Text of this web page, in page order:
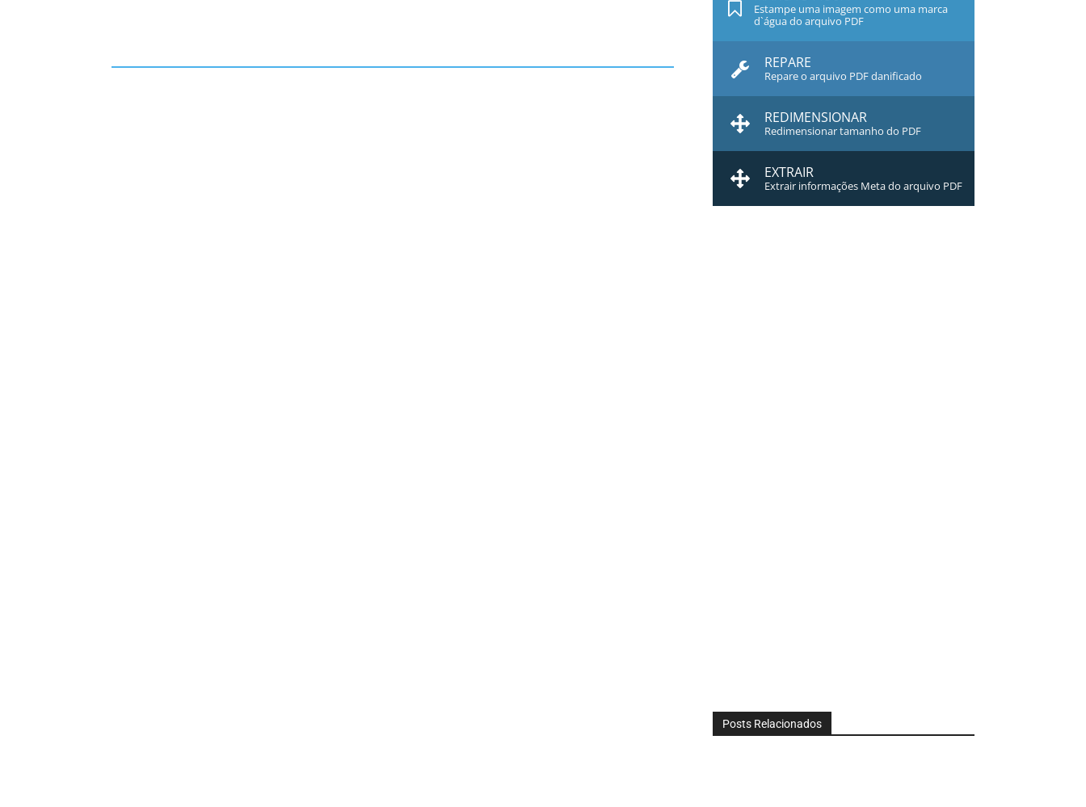
Estampe uma imagem como uma marca
d`água do arquivo PDF
REPARE
Repare o arquivo PDF danificado
REDIMENSIONAR
Redimensionar tamanho do PDF
EXTRAIR
Extrair informações Meta do arquivo PDF
Posts Relacionados